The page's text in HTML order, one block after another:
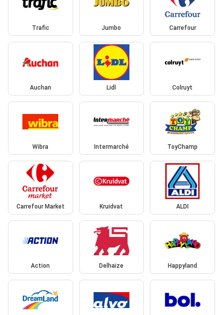
Trafic Jumbo Carrefour
Auchan Lidl Colruyt
Wibra Intermarché ToyChamp
Carrefour Market Kruidvat ALDI
Action Delhaize Happyland